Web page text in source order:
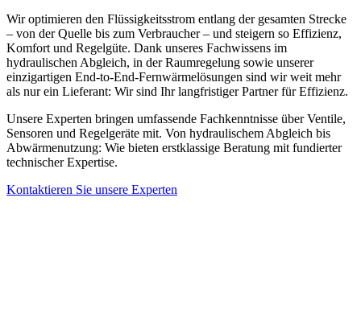
Wir optimieren den Flüssigkeitsstrom entlang der gesamten Strecke
– von der Quelle bis zum Verbraucher – und steigern so Effizienz,
Komfort und Regelgüte. Dank unseres Fachwissens im
hydraulischen Abgleich, in der Raumregelung sowie unserer
einzigartigen End-to-End-Fernwärmelösungen sind wir weit mehr
als nur ein Lieferant: Wir sind Ihr langfristiger Partner für Effizienz.
Unsere Experten bringen umfassende Fachkenntnisse über Ventile,
Sensoren und Regelgeräte mit. Von hydraulischem Abgleich bis
Abwärmenutzung: Wie bieten erstklassige Beratung mit fundierter
technischer Expertise.
Kontaktieren Sie unsere Experten